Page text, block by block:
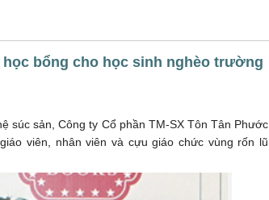
học bổng cho học sinh nghèo trường
súc sản, Công ty Cổ phần TM-SX Tôn Tân Phước
viên, nhân viên và cựu giáo chức vùng rốn lũ